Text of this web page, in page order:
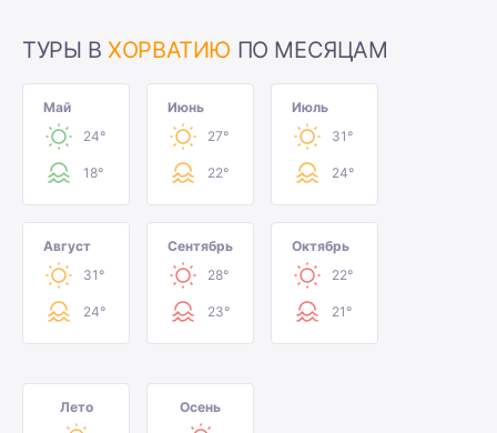
ТУРЫ ВХОРВАТИЮ ПО МЕСЯЦАМ
Май
24°
18°
Июнь
27°
22°
Июль
31°
24°
Август
31°
24°
Сентябрь
28°
23°
Октябрь
22°
21°
Лето Осень